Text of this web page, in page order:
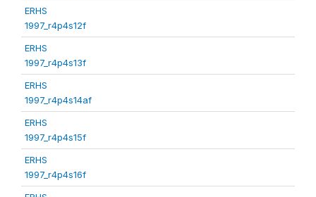
ERHS
1997_r4p4s12f
ERHS
1997_r4p4s13f
ERHS
1997_r4p4s14af
ERHS
1997_r4p4s15f
ERHS
1997_r4p4s16f